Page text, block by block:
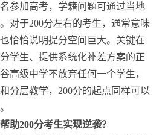
参加高考，学籍问题可通过当地
对于200分左右的考生，通常意味
恰恰说明提分空间巨大。关键在
学生、提供系统化补差方案的正
高级中学不放弃任何一个学生，
分层教学，200分的起点同样可以
助200分考生实现逆袭？